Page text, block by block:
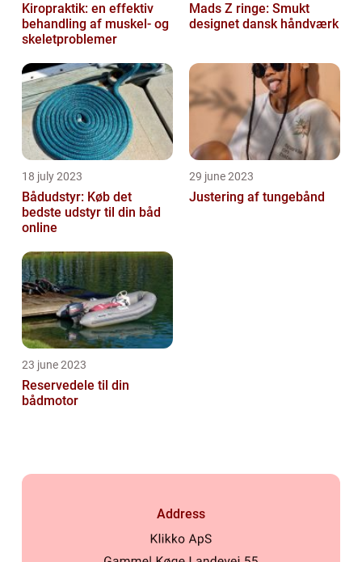
Kiropraktik: en effektiv
behandling af muskel- og
skeletproblemer
Mads Z ringe: Smukt
designet dansk håndværk
18 july 2023
Bådudstyr: Køb det
bedste udstyr til din båd
online
29 june 2023
Justering af tungebånd
23 june 2023
Reservedele til din
bådmotor
Address